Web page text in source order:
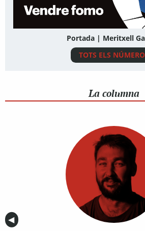
Portada | Meritxell
TOTS ELS
La columna
Anterior
◀︎